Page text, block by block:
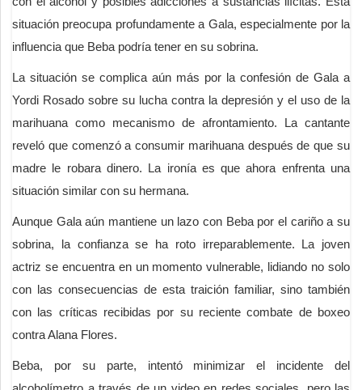
situación preocupa profundamente a Gala, especialmente por la
influencia que Beba podría tener en su sobrina.
La situación se complica aún más por la confesión de Gala a
Yordi Rosado sobre su lucha contra la depresión y el uso de la
marihuana como mecanismo de afrontamiento. La cantante
reveló que comenzó a consumir marihuana después de que su
madre le robara dinero. La ironía es que ahora enfrenta una
situación similar con su hermana.
Aunque Gala aún mantiene un lazo con Beba por el cariño a su
sobrina, la confianza se ha roto irreparablemente. La joven
actriz se encuentra en un momento vulnerable, lidiando no solo
con las consecuencias de esta traición familiar, sino también
con las críticas recibidas por su reciente combate de boxeo
contra Alana Flores.
Beba, por su parte, intentó minimizar el incidente del